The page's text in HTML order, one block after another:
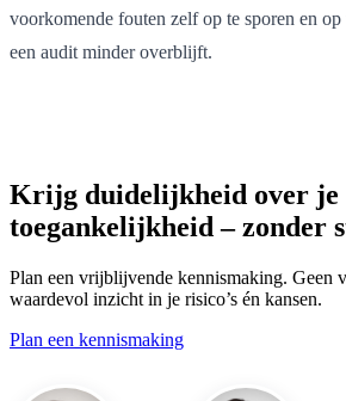
voorkomende fouten zelf op te sporen en op
een audit minder overblijft.
Krijg duidelijkheid over je
toegankelijkheid – zonder
Plan een vrijblijvende kennismaking. Geen
waardevol inzicht in je risico’s én kansen.
Plan een kennismaking